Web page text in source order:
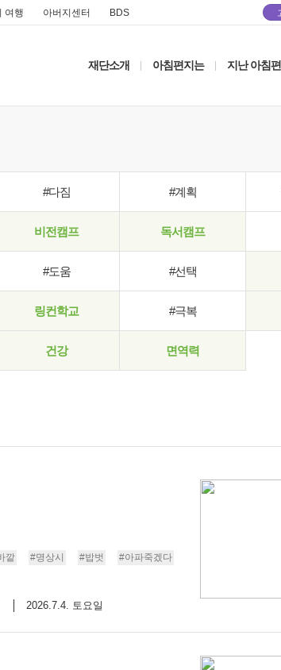
여행 아버지센터 BDS
재단소개 아침편지는 지난 아침
#다짐 #계획
비전캠프 독서캠프
#도움 #선택
링컨학교 #극복
건강 면역력
깥 #명상시 #밥벗
#아파죽겠다
2026.7.4. 토요일